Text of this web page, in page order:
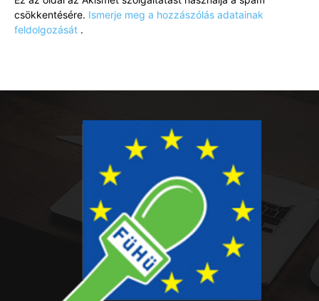
csökkentésére. Ismerje meg a hozzászólás adatainak
feldolgozását .